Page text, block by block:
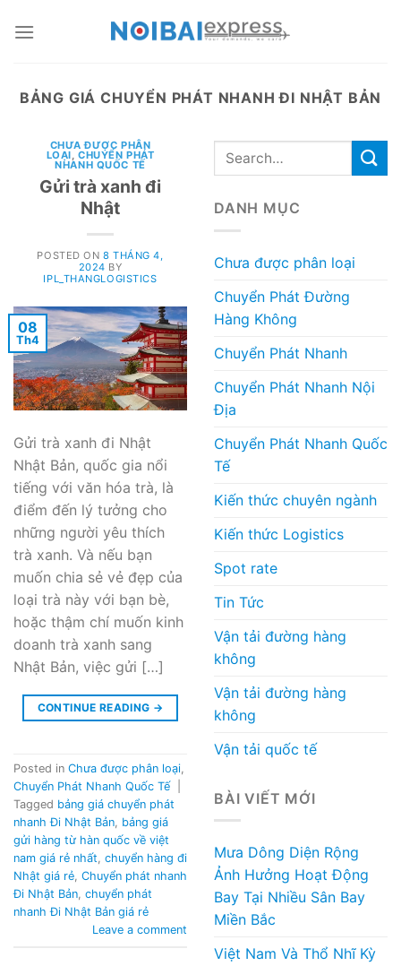
BẢNG GIÁ CHUYỂN PHÁT NHANH ĐI NHẬT BẢN
CHƯA ĐƯỢC PHÂN
LOẠI,CHUYỂN PHÁT
NHANH QUỐC TẾ
Gửi trà xanh đi
Nhật
POSTED ON 8 THÁNG 4,
2024 BY
IPL_THANGLOGISTICS
08
Th4
Gửi trà xanh đi Nhật
Nhật Bản, quốc gia nổi
tiếng với văn hóa trà, là
điểm đến lý tưởng cho
những người yêu thích
trà xanh. Và nếu bạn
muốn chia sẻ vẻ đẹp của
loại trà này với bạn bè,
hoặc thậm chí muốn kinh
doanh trà xanh sang
Nhật Bản, việc gửi […]
CONTINUE READING →
Posted in Chưa được phân loại,
Chuyển Phát Nhanh Quốc Tế
Tagged bảng giá chuyển phát
nhanh Đi Nhật Bản, bảng giá
gửi hàng từ hàn quốc về việt
nam giá rẻ nhất, chuyển hàng đi
Nhật giá rẻ, Chuyển phát nhanh
Đi Nhật Bản, chuyển phát
nhanh Đi Nhật Bản giá rẻ
Leave a comment
DANH MỤC
Chưa được phân loại
Chuyển Phát Đường
Hàng Không
Chuyển Phát Nhanh
Chuyển Phát Nhanh Nội
Địa
Chuyển Phát Nhanh Quốc
Tế
Kiến thức chuyên ngành
Kiến thức Logistics
Spot rate
Tin Tức
Vận tải đường hàng
không
Vận tải đường hàng
không
Vận tải quốc tế
BÀI VIẾT MỚI
Mưa Dông Diện Rộng
Ảnh Hưởng Hoạt Động
Bay Tại Nhiều Sân Bay
Miền Bắc
Việt Nam Và Thổ Nhĩ Kỳ